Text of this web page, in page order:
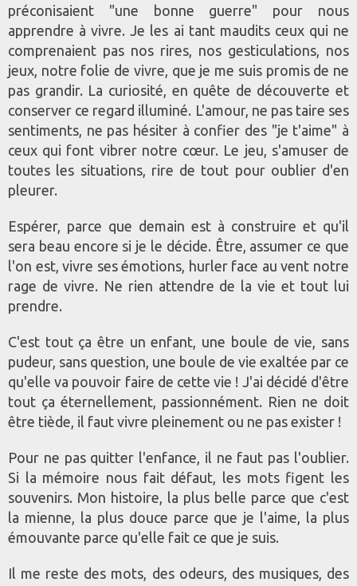
préconisaient "une bonne guerre" pour nous
apprendre à vivre. Je les ai tant maudits ceux qui ne
comprenaient pas nos rires, nos gesticulations, nos
jeux, notre folie de vivre, que je me suis promis de ne
pas grandir. La curiosité, en quête de découverte et
conserver ce regard illuminé. L'amour, ne pas taire ses
sentiments, ne pas hésiter à confier des "je t'aime" à
ceux qui font vibrer notre cœur. Le jeu, s'amuser de
toutes les situations, rire de tout pour oublier d'en
pleurer.
Espérer, parce que demain est à construire et qu'il
sera beau encore si je le décide. Être, assumer ce que
l'on est, vivre ses émotions, hurler face au vent notre
rage de vivre. Ne rien attendre de la vie et tout lui
prendre.
C'est tout ça être un enfant, une boule de vie, sans
pudeur, sans question, une boule de vie exaltée par ce
qu'elle va pouvoir faire de cette vie ! J'ai décidé d'être
tout ça éternellement, passionnément. Rien ne doit
être tiède, il faut vivre pleinement ou ne pas exister !
Pour ne pas quitter l'enfance, il ne faut pas l'oublier.
Si la mémoire nous fait défaut, les mots figent les
souvenirs. Mon histoire, la plus belle parce que c'est
la mienne, la plus douce parce que je l'aime, la plus
émouvante parce qu'elle fait ce que je suis.
Il me reste des mots, des odeurs, des musiques, des